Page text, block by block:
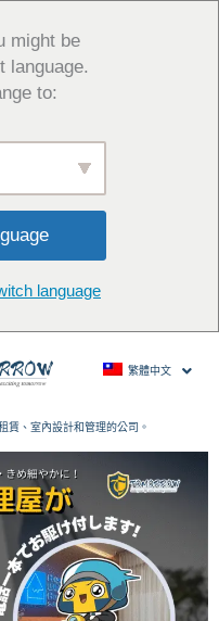
might be
language.
to:
language
繁體中文
賃、室內設計和管理的公司。